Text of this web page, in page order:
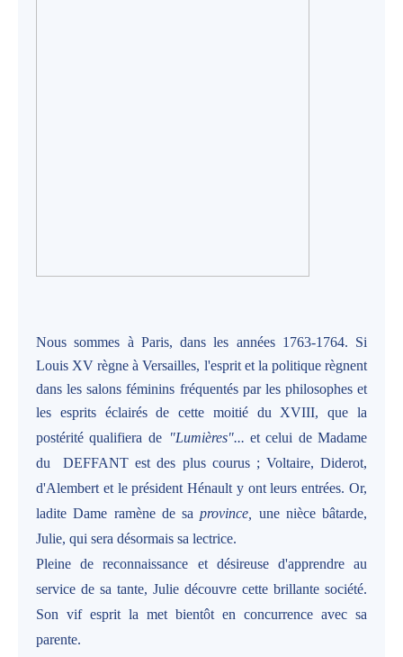
Nous sommes à Paris, dans les années 1763-1764. Si
Louis XV règne à Versailles, l'esprit et la politique règnent
dans les salons féminins fréquentés par les philosophes et
les esprits éclairés de cette moitié du XVIII, que la
postérité qualifiera de
"Lumières"... et celui de Madame
du DEFFANT est des plus courus ; Voltaire, Diderot,
d'Alembert et le président Hénault y ont leurs entrées. Or,
ladite Dame ramène de saprovince,
une nièce bâtarde,
Julie, qui sera désormais sa lectrice.
Pleine de reconnaissance et désireuse d'apprendre au
service de sa tante, Julie découvre cette brillante société.
Son vif esprit la met bientôt en concurrence avec sa
parente.